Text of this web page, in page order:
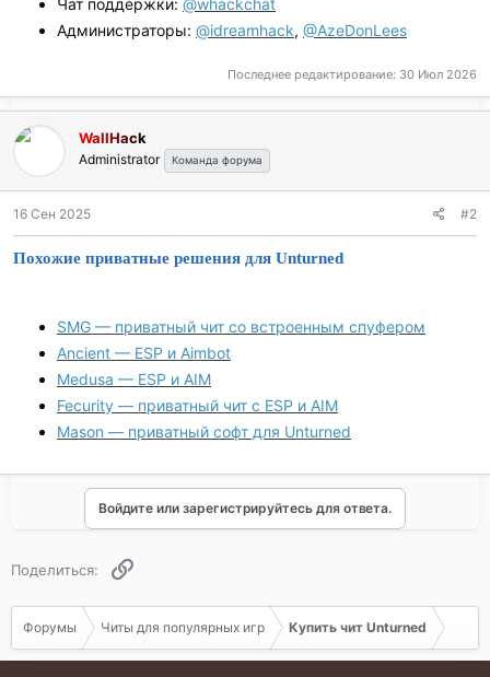
Чат поддержки: @whackchat
Администраторы: @idreamhack, @AzeDonLees
Последнее редактирование: 30 Июл 2026
WallHack
Administrator Команда форума
16 Сен 2025 #2
Похожие приватные решения для Unturned
SMG — приватный чит со встроенным спуфером
Ancient — ESP и Aimbot
Medusa — ESP и AIM
Fecurity — приватный чит с ESP и AIM
Mason — приватный софт для Unturned
Войдите или зарегистрируйтесь для ответа.
Поделиться:
Форумы Читы для популярных игр Купить чит Unturned